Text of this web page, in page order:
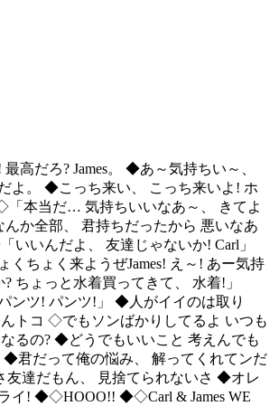
高だろ? James。 ◆あ～気持ちい～、
よ。 ◆こっち来い、 こっち来いよ! ホ
「本当だ… 気持ちいいなあ～、 きてよ
か全部、 君持ちだったから 悪いなあ
いんだよ、 友達じゃないか! Carl」
ちょく来ようぜJames! え～! あー気持
ちょっと水着買ってきて、 水着!」
ンツ! パンツ!」 ◆人がイイのは取り
トコ ◇でもソンばかりしてるよ いつも
るの? ◆どうでもいいこと 考えんでも
君だって俺の悩み、 解ってくれてンだ
友達だもん、 見捨てられないさ ◆オレ
イ! ◆◇HOOO!! ◆◇Carl & James WE